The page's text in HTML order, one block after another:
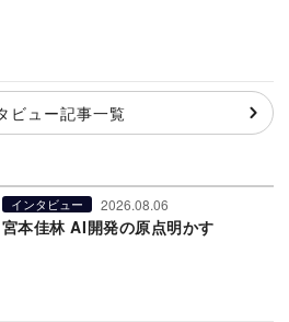
ビュー記事一覧
インタビュー 2026.08.06
宮本佳林 AI開発の原点明かす